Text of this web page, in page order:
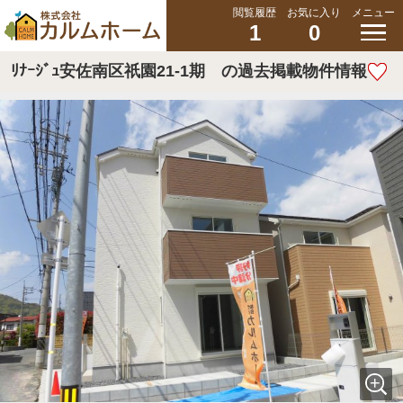
閲覧履歴
1
お気に入り
0
メニュー
ﾘﾅｰｼﾞｭ安佐南区祇園21-1期 の過去掲載物件情報